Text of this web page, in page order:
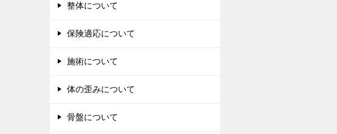
整体について
保険適応について
施術について
体の歪みについて
骨盤について